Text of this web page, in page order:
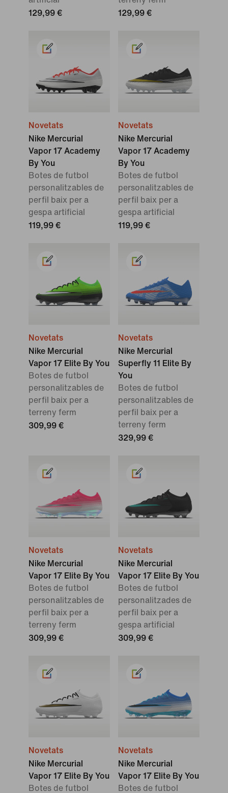
129,99 €
129,99 €
Novetats
Nike Mercurial
Vapor 17 Academy
By You
Botes de futbol
personalitzables de
perfil baix per a
gespa artificial
119,99 €
Novetats
Nike Mercurial
Vapor 17 Academy
By You
Botes de futbol
personalitzables de
perfil baix per a
gespa artificial
119,99 €
Novetats
Nike Mercurial
Vapor 17 Elite By You
Botes de futbol
personalitzables de
perfil baix per a
terreny ferm
309,99 €
Novetats
Nike Mercurial
Superfly 11 Elite By
You
Botes de futbol
personalitzables de
perfil baix per a
terreny ferm
329,99 €
Novetats
Nike Mercurial
Vapor 17 Elite By You
Botes de futbol
personalitzables de
perfil baix per a
terreny ferm
309,99 €
Novetats
Nike Mercurial
Vapor 17 Elite By You
Botes de futbol
personalitzades de
perfil baix per a
gespa artificial
309,99 €
Novetats
Nike Mercurial
Vapor 17 Elite By You
Botes de futbol
Novetats
Nike Mercurial
Vapor 17 Elite By You
Botes de futbol